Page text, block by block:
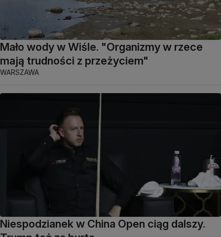
Mało wody w Wiśle. "Organizmy w rzece
mają trudności z przeżyciem"
WARSZAWA
Niespodzianek w China Open ciąg dalszy.